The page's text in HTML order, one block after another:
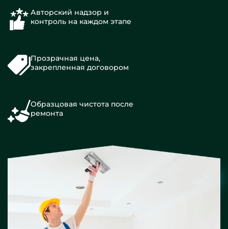
Авторский надзор и
контроль на каждом этапе
Прозрачная цена,
закрепленная договором
Образцовая чистота после
ремонта